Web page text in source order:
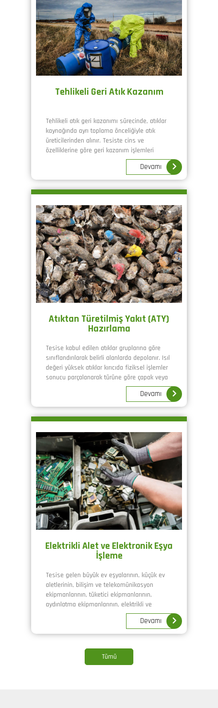
Tehlikeli Geri Atık Kazanım
Tehlikeli atık geri kazanımı sürecinde, atıklar
kaynağında ayrı toplama önceliğiyle atık
üreticilerinden alınır. Tesiste cins ve
özelliklerine göre geri kazanım işlemleri
yapılarak lisanslı firmalara satışa sunmak
üzere stoklama sahasında depolanır.Devamı
Atıktan Türetilmiş Yakıt (ATY)
Hazırlama
Tesise kabul edilen atıklar gruplarına göre
sınıflandırılarak belirli alanlarda depolanır. Isıl
değeri yüksek atıklar kırıcıda fiziksel işlemler
sonucu parçalanarak türüne göre çapak veya
Devamı
Elektrikli Alet ve Elektronik Eşya
İşleme
Tesise gelen büyük ev eşyalarının, küçük ev
aletlerinin, bilişim ve telekomünikasyon
ekipmanlarının, tüketici ekipmanlarının,
aydınlatma ekipmanlarının, elektrikli ve
elektronik aletlerin, oyuncakların, eğlence ve
spor ekipmanlarının, tıbbi cihazların, izleme ve
kontrol aletlerinin, otomatların vb. eşyaların
cihazlarıyla kontrol edilir.
Devamı
Tümü